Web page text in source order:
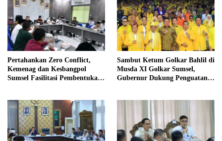
Pertahankan Zero Conflict,
Kemenag dan Kesbangpol
Sumsel Fasilitasi Pembentukan
Sambut Ketum Golkar Bahlil di
Musda XI Golkar Sumsel,
Gubernur Dukung Penguatan